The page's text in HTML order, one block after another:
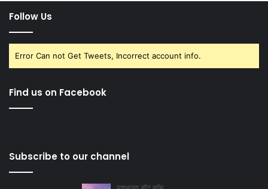
Follow Us
Error Can not Get Tweets, Incorrect account info.
Find us on Facebook
Subscribe to our channel